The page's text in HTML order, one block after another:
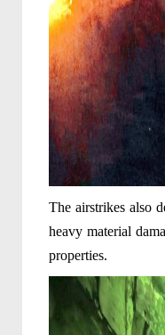
The airstrikes also
heavy material
properties.